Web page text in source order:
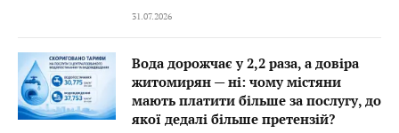
31.07.2026
Вода дорожчає у 2,2 раза, а довіра
житомирян — ні: чому містяни
мають платити більше за послугу, до
якої дедалі більше претензій?